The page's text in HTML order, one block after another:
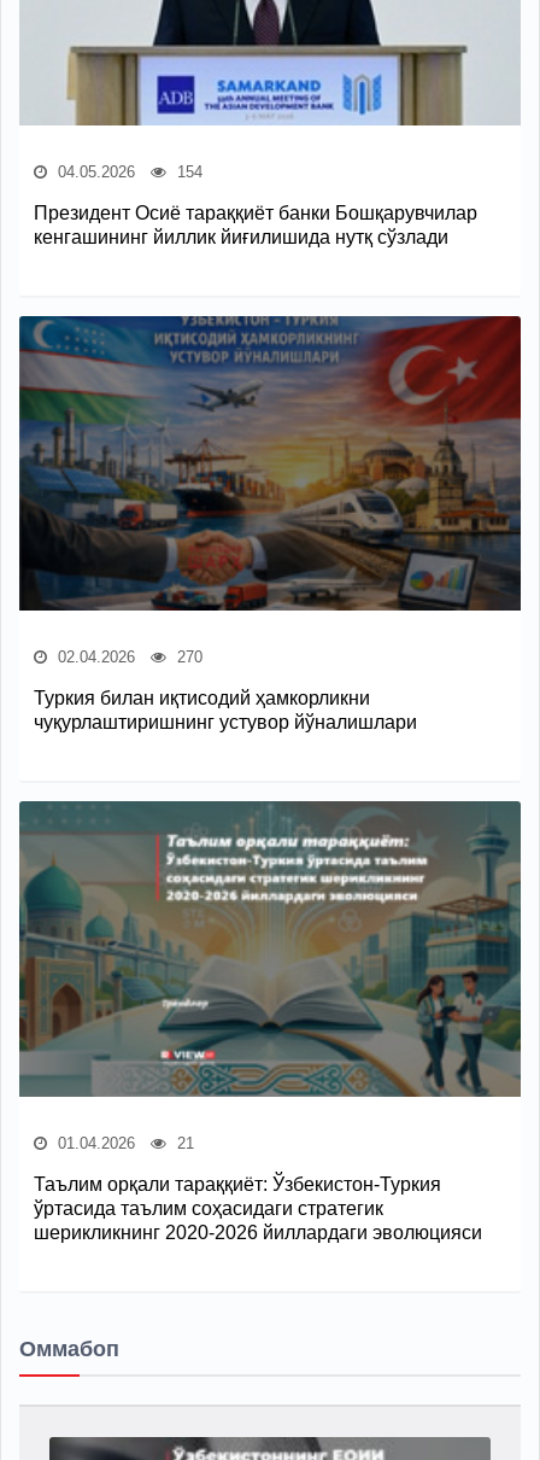
04.05.2026 154
Президент Осиё тараққиёт банки Бошқарувчилар
кенгашининг йиллик йиғилишида нутқ сўзлади
02.04.2026 270
Туркия билан иқтисодий ҳамкорликни
чуқурлаштиришнинг устувор йўналишлари
01.04.2026 21
Таълим орқали тараққиёт: Ўзбекистон-Туркия
ўртасида таълим соҳасидаги стратегик
шерикликнинг 2020-2026 йиллардаги эволюцияси
Оммабоп